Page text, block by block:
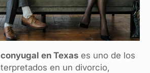
en Texas es uno de los
en un divorcio,